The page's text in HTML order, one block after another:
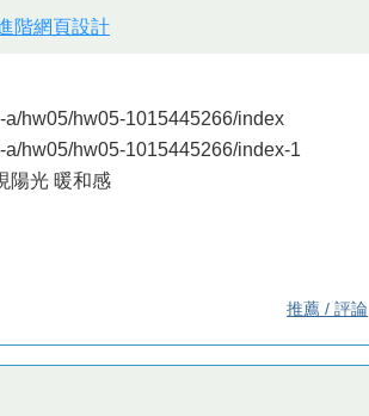
階網頁設計
hw05/hw05-1015445266/index
hw05/hw05-1015445266/index-1
陽光 暖和感
推薦 / 評論